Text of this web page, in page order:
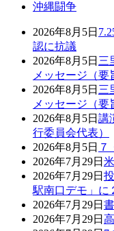
沖縄闘争
2026年8月5日
認に抗議
2026年8月5日 三
メッセージ（要
2026年8月5日 三
メッセージ（要
2026年8月5日 講
行委員会代表）
2026年8月5日 ７
2026年7月29日
2026年7月29日
駅南口デモ」に
2026年7月29日
2026年7月29日